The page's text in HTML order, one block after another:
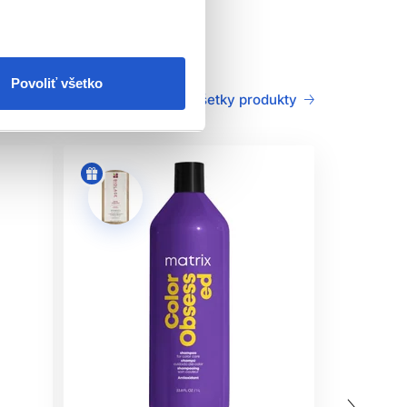
Povoliť všetko
rovnováhu a hydratáciu.
Všetky produkty